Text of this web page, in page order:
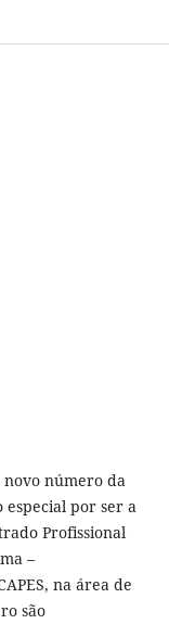
novo número da
especial por ser a
Profissional
–
na área de
são